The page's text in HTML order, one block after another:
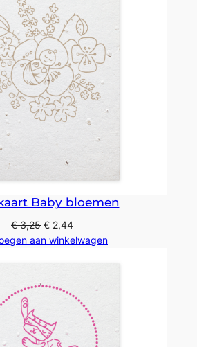
Baby bloemen
€3,25 € 2,44
aan winkelwagen